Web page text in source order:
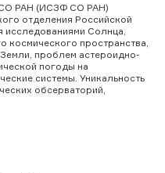
СО РАН (ИСЗФ СО РАН)
отделения Российской
исследованиями Солнца,
космического пространства,
проблем астероидно-
погоды на
системы. Уникальность
обсерваторий,